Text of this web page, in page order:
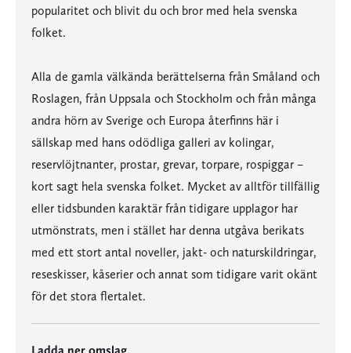
popularitet och blivit du och bror med hela svenska
folket.
Alla de gamla välkända berättelserna från Småland och
Roslagen, från Uppsala och Stockholm och från många
andra hörn av Sverige och Europa återfinns här i
sällskap med hans odödliga galleri av kolingar,
reservlöjtnanter, prostar, grevar, torpare, rospiggar –
kort sagt hela svenska folket. Mycket av alltför tillfällig
eller tidsbunden karaktär från tidigare upplagor har
utmönstrats, men i stället har denna utgåva berikats
med ett stort antal noveller, jakt- och naturskildringar,
reseskisser, kåserier och annat som tidigare varit okänt
för det stora flertalet.